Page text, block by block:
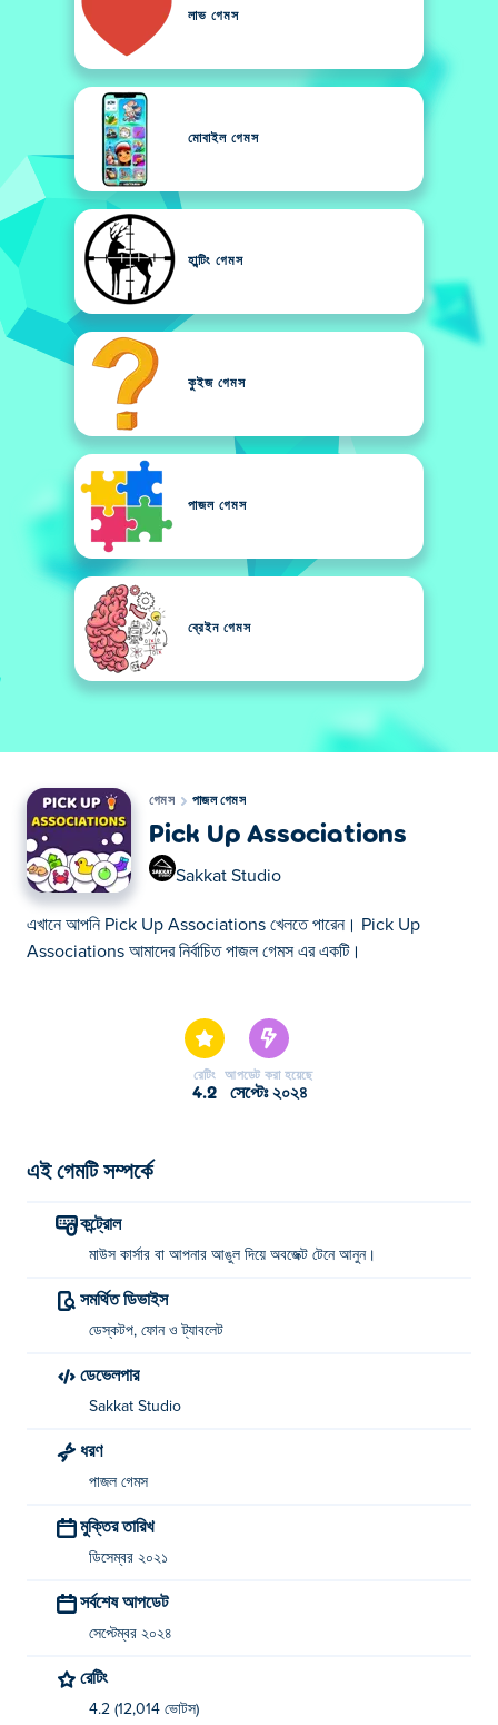
লাভ গেমস
মোবাইল গেমস
হা্ন্টিং গেমস
কুইজ গেমস
পাজল গেমস
ব্রেইন গেমস
গেমস পাজল গেমস
Pick Up Associations
Sakkat Studio
এখানে আপনি Pick Up Associations খেলতে পারেন। Pick Up
Associations আমাদের নির্বাচিত পাজল গেমস এর একটি।
রেটিং
4.2
আপডেট করা হয়েছে
সেপ্টেঃ ২০২৪
এই গেমটি সম্পর্কে
কন্ট্রোল
মাউস কার্সার বা আপনার আঙুল দিয়ে অবজেক্ট টেনে আনুন।
সমর্থিত ডিভাইস
ডেস্কটপ, ফোন ও ট্যাবলেট
ডেভেলপার
Sakkat Studio
ধরণ
পাজল গেমস
মুক্তির তারিখ
ডিসেম্বর ২০২১
সর্বশেষ আপডেট
সেপ্টেম্বর ২০২৪
রেটিং
4.2 (12,014 ভোটস)